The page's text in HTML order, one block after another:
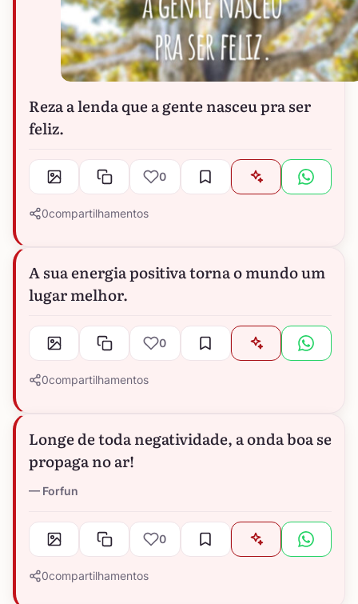
Reza a lenda que a gente nasceu pra ser
feliz.
0
0compartilhamentos
A sua energia positiva torna o mundo um
lugar melhor.
0
0compartilhamentos
Longe de toda negatividade, a onda boa se
propaga no ar!
Forfun
0
0compartilhamentos